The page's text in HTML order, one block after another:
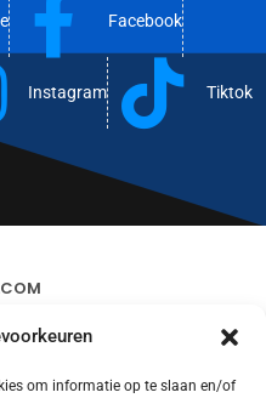
om informatie op te slaan en/of
Facebook
Instagram Tiktok